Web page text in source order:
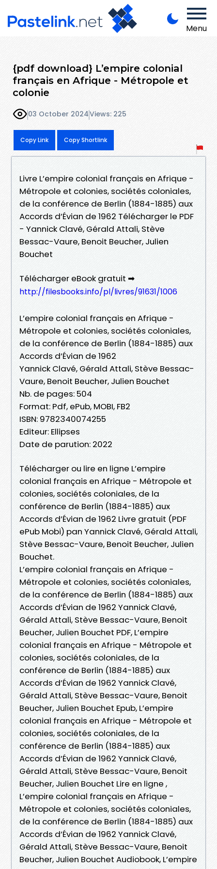
Menu
{pdf download} L’empire colonial
français en Afrique - Métropole et
colonie
03 October 2024Views: 225
Copy Link Copy Shortlink
Livre L’empire colonial français en Afrique -
Métropole et colonies, sociétés coloniales,
de la conférence de Berlin (1884-1885) aux
Accords d’Évian de 1962 Télécharger le PDF
- Yannick Clavé, Gérald Attali, Stève
Bessac-Vaure, Benoit Beucher, Julien
Bouchet
Télécharger eBook gratuit ➡
http://filesbooks.info/pl/livres/91631/1006
L’empire colonial français en Afrique -
Métropole et colonies, sociétés coloniales,
de la conférence de Berlin (1884-1885) aux
Accords d’Évian de 1962
Yannick Clavé, Gérald Attali, Stève Bessac-
Vaure, Benoit Beucher, Julien Bouchet
Nb. de pages: 504
Format: Pdf, ePub, MOBI, FB2
ISBN: 9782340074255
Editeur: Ellipses
Date de parution: 2022
Télécharger ou lire en ligne L’empire
colonial français en Afrique - Métropole et
colonies, sociétés coloniales, de la
conférence de Berlin (1884-1885) aux
Accords d’Évian de 1962 Livre gratuit (PDF
ePub Mobi) pan Yannick Clavé, Gérald Attali,
Stève Bessac-Vaure, Benoit Beucher, Julien
Bouchet.
L’empire colonial français en Afrique -
Métropole et colonies, sociétés coloniales,
de la conférence de Berlin (1884-1885) aux
Accords d’Évian de 1962 Yannick Clavé,
Gérald Attali, Stève Bessac-Vaure, Benoit
Beucher, Julien Bouchet PDF, L’empire
colonial français en Afrique - Métropole et
colonies, sociétés coloniales, de la
conférence de Berlin (1884-1885) aux
Accords d’Évian de 1962 Yannick Clavé,
Gérald Attali, Stève Bessac-Vaure, Benoit
Beucher, Julien Bouchet Epub, L’empire
colonial français en Afrique - Métropole et
colonies, sociétés coloniales, de la
conférence de Berlin (1884-1885) aux
Accords d’Évian de 1962 Yannick Clavé,
Gérald Attali, Stève Bessac-Vaure, Benoit
Beucher, Julien Bouchet Lire en ligne ,
L’empire colonial français en Afrique -
Métropole et colonies, sociétés coloniales,
de la conférence de Berlin (1884-1885) aux
Accords d’Évian de 1962 Yannick Clavé,
Gérald Attali, Stève Bessac-Vaure, Benoit
Beucher, Julien Bouchet Audiobook, L’empire